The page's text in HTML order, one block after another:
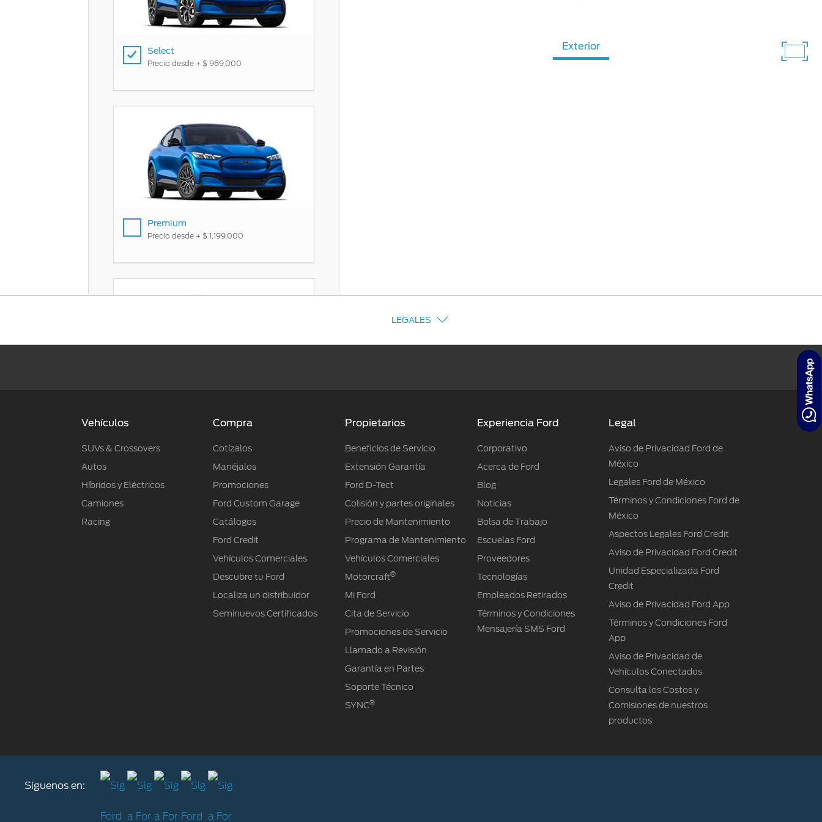
Llamado a Revisión
Garantía en Partes
Select
Precio desde + $ 989,000
Premium
Precio desde + $ 1,199,000
Precio desde + $ 1,399,000
Exterior
LEGALES
Vehículos
SUVs & Crossovers
Autos
Híbridos y Eléctricos
Camiones
Racing
Compra
Cotízalos
Manéjalos
Promociones
Ford Custom Garage
Catálogos
Ford Credit
Vehículos Comerciales
Descubre tu Ford
Localiza un distribuidor
Seminuevos Certificados
Propietarios
Beneficios de Servicio
Extensión Garantía
Ford D-Tect
Colisión y partes originales
Precio de Mantenimiento
Programa de Mantenimiento
Vehículos Comerciales
Motorcraft®
Mi Ford
Cita de Servicio
Promociones de Servicio
Llamado a Revisión
Garantía en Partes
Soporte Técnico
SYNC®
Experiencia Ford
Corporativo
Acerca de Ford
Blog
Noticias
Bolsa de Trabajo
Escuelas Ford
Proveedores
Tecnologías
Empleados Retirados
Términos y Condiciones
Mensajería SMS Ford
Legal
Aviso de Privacidad Ford de
México
Legales Ford de México
Términos y Condiciones Ford de
México
Aspectos Legales Ford Credit
Aviso de Privacidad Ford Credit
Unidad Especializada Ford
Credit
Aviso de Privacidad Ford App
Términos y Condiciones Ford
App
Aviso de Privacidad de
Vehículos Conectados
Consulta los Costos y
Comisiones de nuestros
productos
Síguenos en: